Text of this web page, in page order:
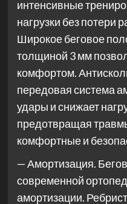
интенсивные
нагрузки без потери
Широкое беговое
толщиной 3 мм
комфортом.
передовая система
удары и снижает
предотвращая
комфортные и
— Амортизация.
современной
амортизации.